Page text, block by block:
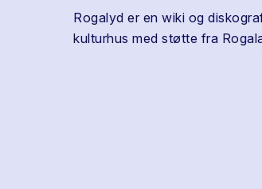
Rogalyd er en wiki og
kulturhus med støtte fra